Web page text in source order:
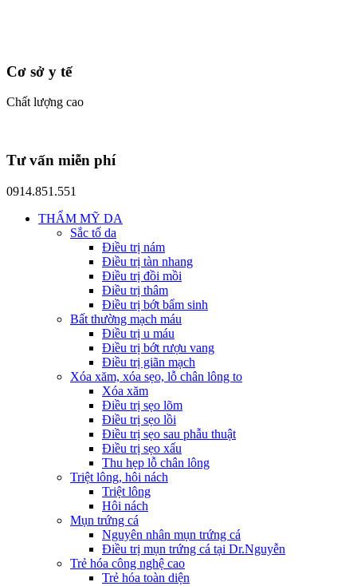
Cơ sở y tế
Chất lượng cao
Tư vấn miễn phí
0914.851.551
THẨM MỸ DA
Sắc tố da
Điều trị nám
Điều trị tàn nhang
Điều trị đồi mồi
Điều trị thâm
Điều trị bớt bẩm sinh
Bất thường mạch máu
Điều trị u máu
Điều trị bớt rượu vang
Điều trị giãn mạch
Xóa xăm, xóa sẹo, lỗ chân lông to
Xóa xăm
Điều trị sẹo lõm
Điều trị sẹo lồi
Điều trị sẹo sau phẫu thuật
Điều trị sẹo xấu
Thu hẹp lỗ chân lông
Triệt lông, hôi nách
Triệt lông
Hôi nách
Mụn trứng cá
Nguyên nhân mụn trứng cá
Điều trị mụn trứng cá tại Dr.Nguyễn
Trẻ hóa công nghệ cao
Trẻ hóa toàn diện